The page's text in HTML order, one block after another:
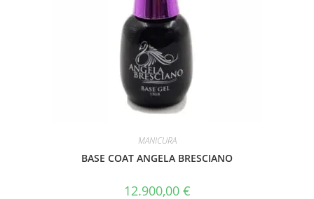
MANICURA
BASE COAT ANGELA BRESCIANO
12.900,00 €